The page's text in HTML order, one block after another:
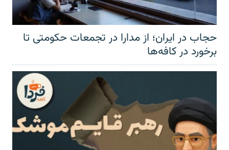
حجاب در ایران؛ از مدارا در تجمعات حکومتی تا
برخورد در کافه‌ها